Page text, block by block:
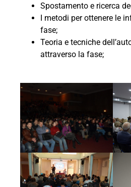
Spostamento e ricerca
I metodi per ottenere le
fase;
Teoria e tecniche
attraverso la fase;